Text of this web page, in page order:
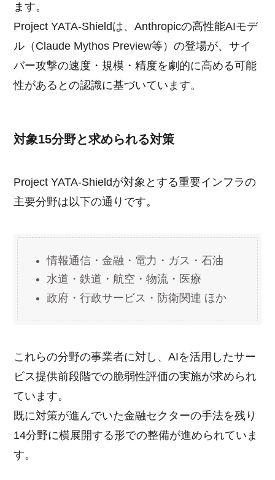
ます。
Project YATA-Shieldは、Anthropicの高性能AIモデ
ル（Claude Mythos Preview等）の登場が、サイ
バー攻撃の速度・規模・精度を劇的に高める可能
性があるとの認識に基づいています。
対象15分野と求められる対策
Project YATA-Shieldが対象とする重要インフラの
主要分野は以下の通りです。
情報通信・金融・電力・ガス・石油
水道・鉄道・航空・物流・医療
政府・行政サービス・防衛関連 ほか
これらの分野の事業者に対し、AIを活用したサー
ビス提供前段階での脆弱性評価の実施が求められ
ています。
既に対策が進んでいた金融セクターの手法を残り
14分野に横展開する形での整備が進められていま
す。